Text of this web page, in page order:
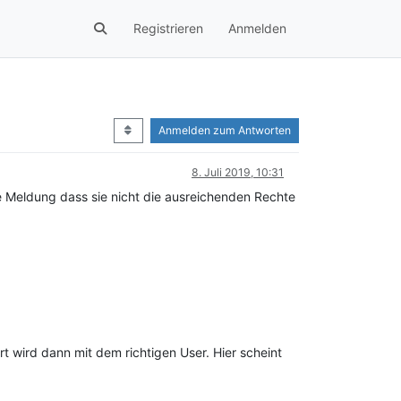
Registrieren Anmelden
Anmelden zum Antworten
8. Juli 2019, 10:31
dass sie nicht die ausreichenden Rechte
wird dann mit dem richtigen User. Hier scheint